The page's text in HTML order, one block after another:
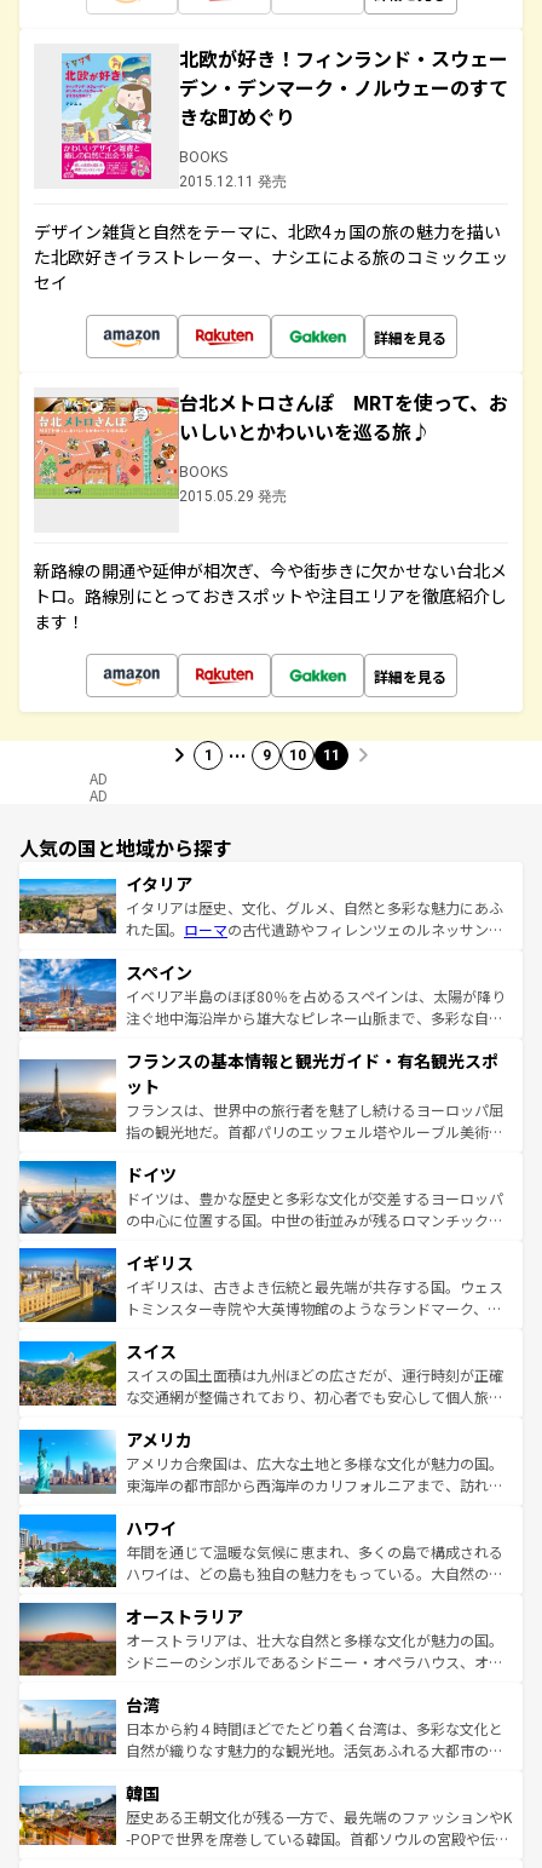
北欧が好き！フィンランド・スウェー
デン・デンマーク・ノルウェーのすて
きな町めぐり
BOOKS
2015.12.11 発売
デザイン雑貨と自然をテーマに、北欧4ヵ国の旅の魅力を描い
た北欧好きイラストレーター、ナシエによる旅のコミックエッ
セイ
詳細を見る
台北メトロさんぽ MRTを使って、お
いしいとかわいいを巡る旅♪
BOOKS
2015.05.29 発売
新路線の開通や延伸が相次ぎ、今や街歩きに欠かせない台北メ
トロ。路線別にとっておきスポットや注目エリアを徹底紹介し
ます！
詳細を見る
1 … 9 10 11
AD
AD
人気の国と地域から探す
イタリア
イタリアは歴史、文化、グルメ、自然と多彩な魅力にあふ
れた国。 ローマの古代遺跡やフィレンツェのルネッサンス
ろん、トスカーナの美しい田園風景やアマルフィ海岸の絶
景など、自然景観も見逃せない。観光の合間には、本場の
ピザやパスタなど、絶品のイタリア料理を堪能することも
ませてくれるイタリアで、忘れられない旅をしてみよう！
なお、新着のイタリア情報は
しい。
スペイン
イベリア半島のほぼ80％を占めるスペインは、太陽が降り
注ぐ地中海沿岸から雄大なピレネー山脈まで、多彩な自然
文化が根付くこの国では、情熱的なフラメンコ、熱気あふ
れる闘牛、そして美味しいタパスが生活の一部となってい
る。首都マドリードの洗練された雰囲気や、バルセロナの
アートに溢れた街角から、地方では古代ローマ遺跡や中世
せる。地方によって風土や気候が異なるスペインはその個
性で訪れる人を魅了する。 なお、新着のスペイン情報は コ
ンテンツ一覧を参照してほしい。
フランスの基本情報と観光ガイド・有名観光スポ
ット
フランスは、世界中の旅行者を魅了し続けるヨーロッパ屈
指の観光地だ。首都パリのエッフェル塔やルーブル美術館
で、幅広い魅力が詰まっている。華麗な宮殿、歴史的な大
聖堂、美しいビーチ、そして豊かな自然が、訪れる者を心
から魅了する。また、フランスは美食の国としても知ら
いる。シャンパンの発祥地であるランス、プロヴァンスの
香り高いラベンダー畑など、多彩な楽しみ方が可能だ。さ
らに、パリ以外の地域にも魅力が溢れており、どの街角に
れる地方に足を運ぶとそれぞれで全く異なる文化を体験で
きるだろう。 なお、新着のフランス情報はコンテンツ一覧
を参照してほしい。
ドイツ
ドイツは、豊かな歴史と多彩な文化が交差するヨーロッパ
の中心に位置する国。中世の街並みが残るロマンチック街
顔を持つこの国は、どこを歩いても飽きることがない。ベ
ルリンの文化的活気、バイエルン州のアルプスの絶景、そ
してライン川沿いのワイン畑といった風景は必見。ビール
は、お酒好きな人にはぜひ体験してほしい。 なお、新着の
ドイツ情報はコンテンツ一覧を参照してほしい。
イギリス
イギリスは、古きよき伝統と最先端が共存する国。ウェス
トミンスター寺院や大英博物館のようなランドマーク、歴
リアごとに異なる魅力がある。また、優雅なアフタヌーン
ティー、ビール好きにはたまらない英国パブ、サッカー観
戦など、本場だからこそできる体験も豊富。イギリスを旅
ンツ一覧を参照してほしい。
スイス
スイスの国土面積は九州ほどの広さだが、運行時刻が正確
な交通網が整備されており、初心者でも安心して個人旅行
の建物がそのまま残る町や、スイスならではのユニークな
博物館もあり、アルプス観光だけでなく町歩きも満喫する
ことができる。国民の所得が高いため物価も高いが、旅行
ば市内交通費無料で観光を楽しむこともできる。 なお、新
着のスイス情報はコンテンツ一覧 を参照してほしい。
アメリカ
アメリカ合衆国は、広大な土地と多様な文化が魅力の国。
東海岸の都市部から西海岸のカリフォルニアまで、訪れる
のような巨大都市は、観光、ショッピング、エンターテイ
ンメントが詰まった刺激的なスポットだ。一方、アメリカ
西部には大自然が広がり、グランドキャニオンやイエロー
部のニューオーリンズでは、音楽と美食が融合した独特の
文化が魅力。旅行者はアメリカの各地域で異なる魅力を楽
しみながら、その多様性と豊かな歴史を感じることができ
ならではの贅沢な旅のスタイルだ。 なお、新着のアメリカ
情報はコンテンツ一覧を参照してほしい。
ハワイ
年間を通じて温暖な気候に恵まれ、多くの島で構成される
ハワイは、どの島も独自の魅力をもっている。大自然の神
ワイ島は見逃せない。また、定番の観光地といえばオアフ
島だが、静かな自然を求めるならマウイ島やカウアイ島が
おすすめ。エメラルドグリーンに輝く海をはじめ、豊かな
れるおもてなしの心で訪れる人々を迎えてくれるハワイの
人々、おいしいローカルフードやハワイアンミュージッ
ク、伝統的なフラダンスなど、すべてがハワイの魅力を彩
ワイを、存分に味わってほしい。 なお、新着のハワイ情報
はコンテンツ一覧を参照してほしい。
オーストラリア
オーストラリアは、壮大な自然と多様な文化が魅力の国。
シドニーのシンボルであるシドニー・オペラハウス、オー
リアリーフや大陸中央部にそびえるウルル（エアーズロッ
ク）、タスマニアの美しい原生林やケアンズの熱帯雨林な
ど、見どころがたくさん。また、カフェやワイン、オージ
いる。アクティビティも充実しており、サーフィンやダイ
ビング、ハイキングなど、アウトドア好きにはたまらな
い。オーストラリアの多彩な魅力を存分に味わいつくそ
台湾
日本から約４時間ほどでたどり着く台湾は、多彩な文化と
自然が織りなす魅力的な観光地。活気あふれる大都市の台
ン）、静ひつな山岳地帯である台湾東部など、都市の喧騒
と山間の静けさが共存しており、訪れる人に新しい発見と
驚きをもたらしてくれる。また、奥深い台湾の食文化も魅
韓国
歴史ある王朝文化が残る一方で、最先端のファッションやK
-POPで世界を席巻している韓国。首都ソウルの宮殿や伝統